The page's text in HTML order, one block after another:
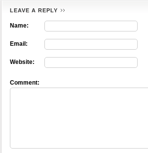
LEAVE A REPLY
Name:
Email:
Website:
Comment: